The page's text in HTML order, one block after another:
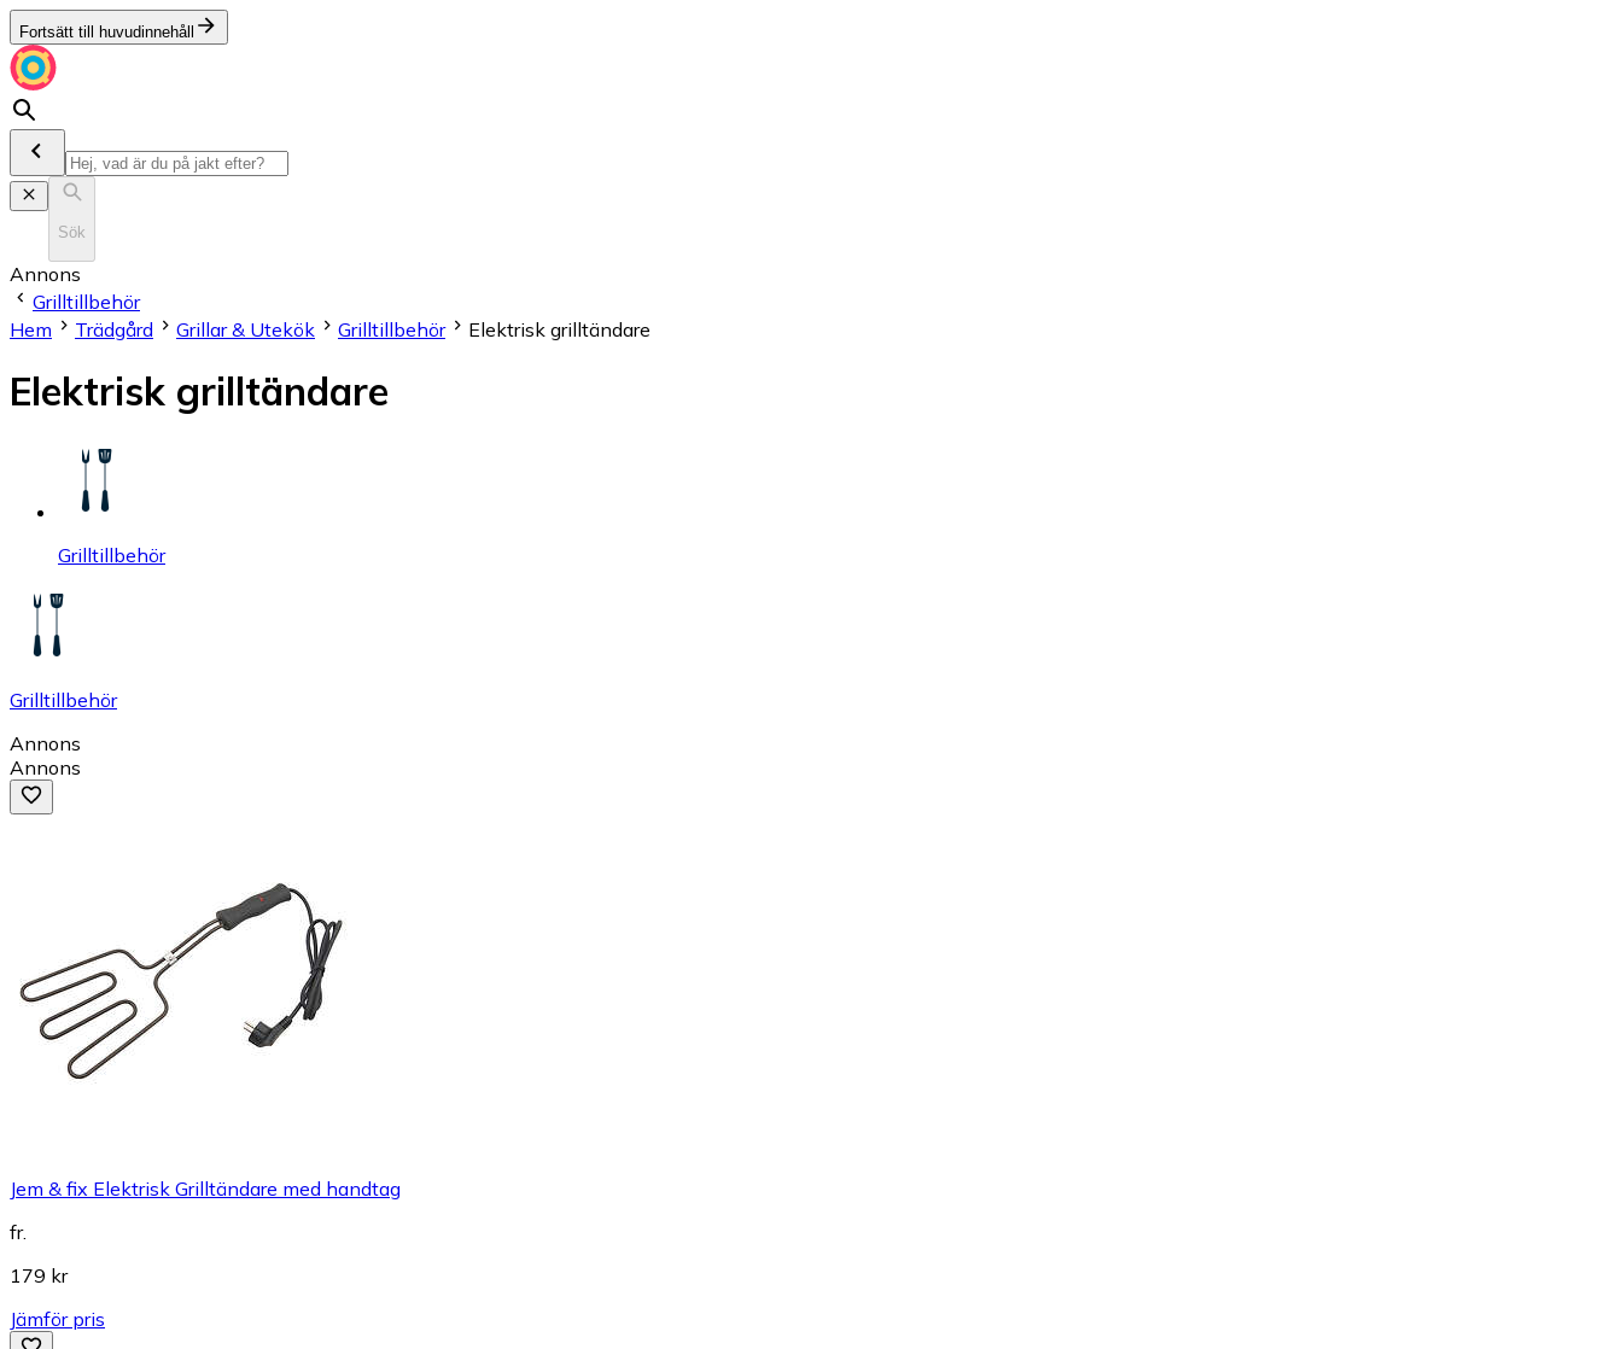
Fortsätt till huvudinnehåll
Sök
Annons
Grilltillbehör
Hem
Trädgård Grillar & Utekök Grilltillbehör Elektrisk grilltändare
Elektrisk grilltändare
Grilltillbehör
Grilltillbehör
Annons
Annons
Jem & fix Elektrisk Grilltändare med handtag
fr.
179 kr
Jämför pris